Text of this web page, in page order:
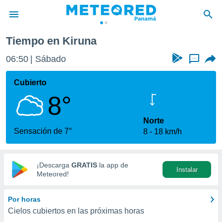
de
ha
que se
calidad.
a este
las
y
digital
basada
Tiempo en Kiruna
06:50 Sábado ...
Cubierto
8°
Sensación de 7°
Norte
8
18 km/h
¡Descarga GRATIS la app de
Meteored!
Instalar
Por horas
Cielos cubiertos en las próximas horas